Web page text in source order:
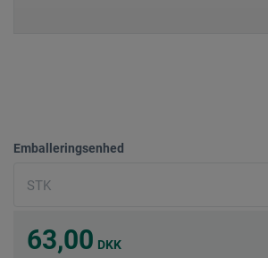
Emballeringsenhed
63,00 DKK